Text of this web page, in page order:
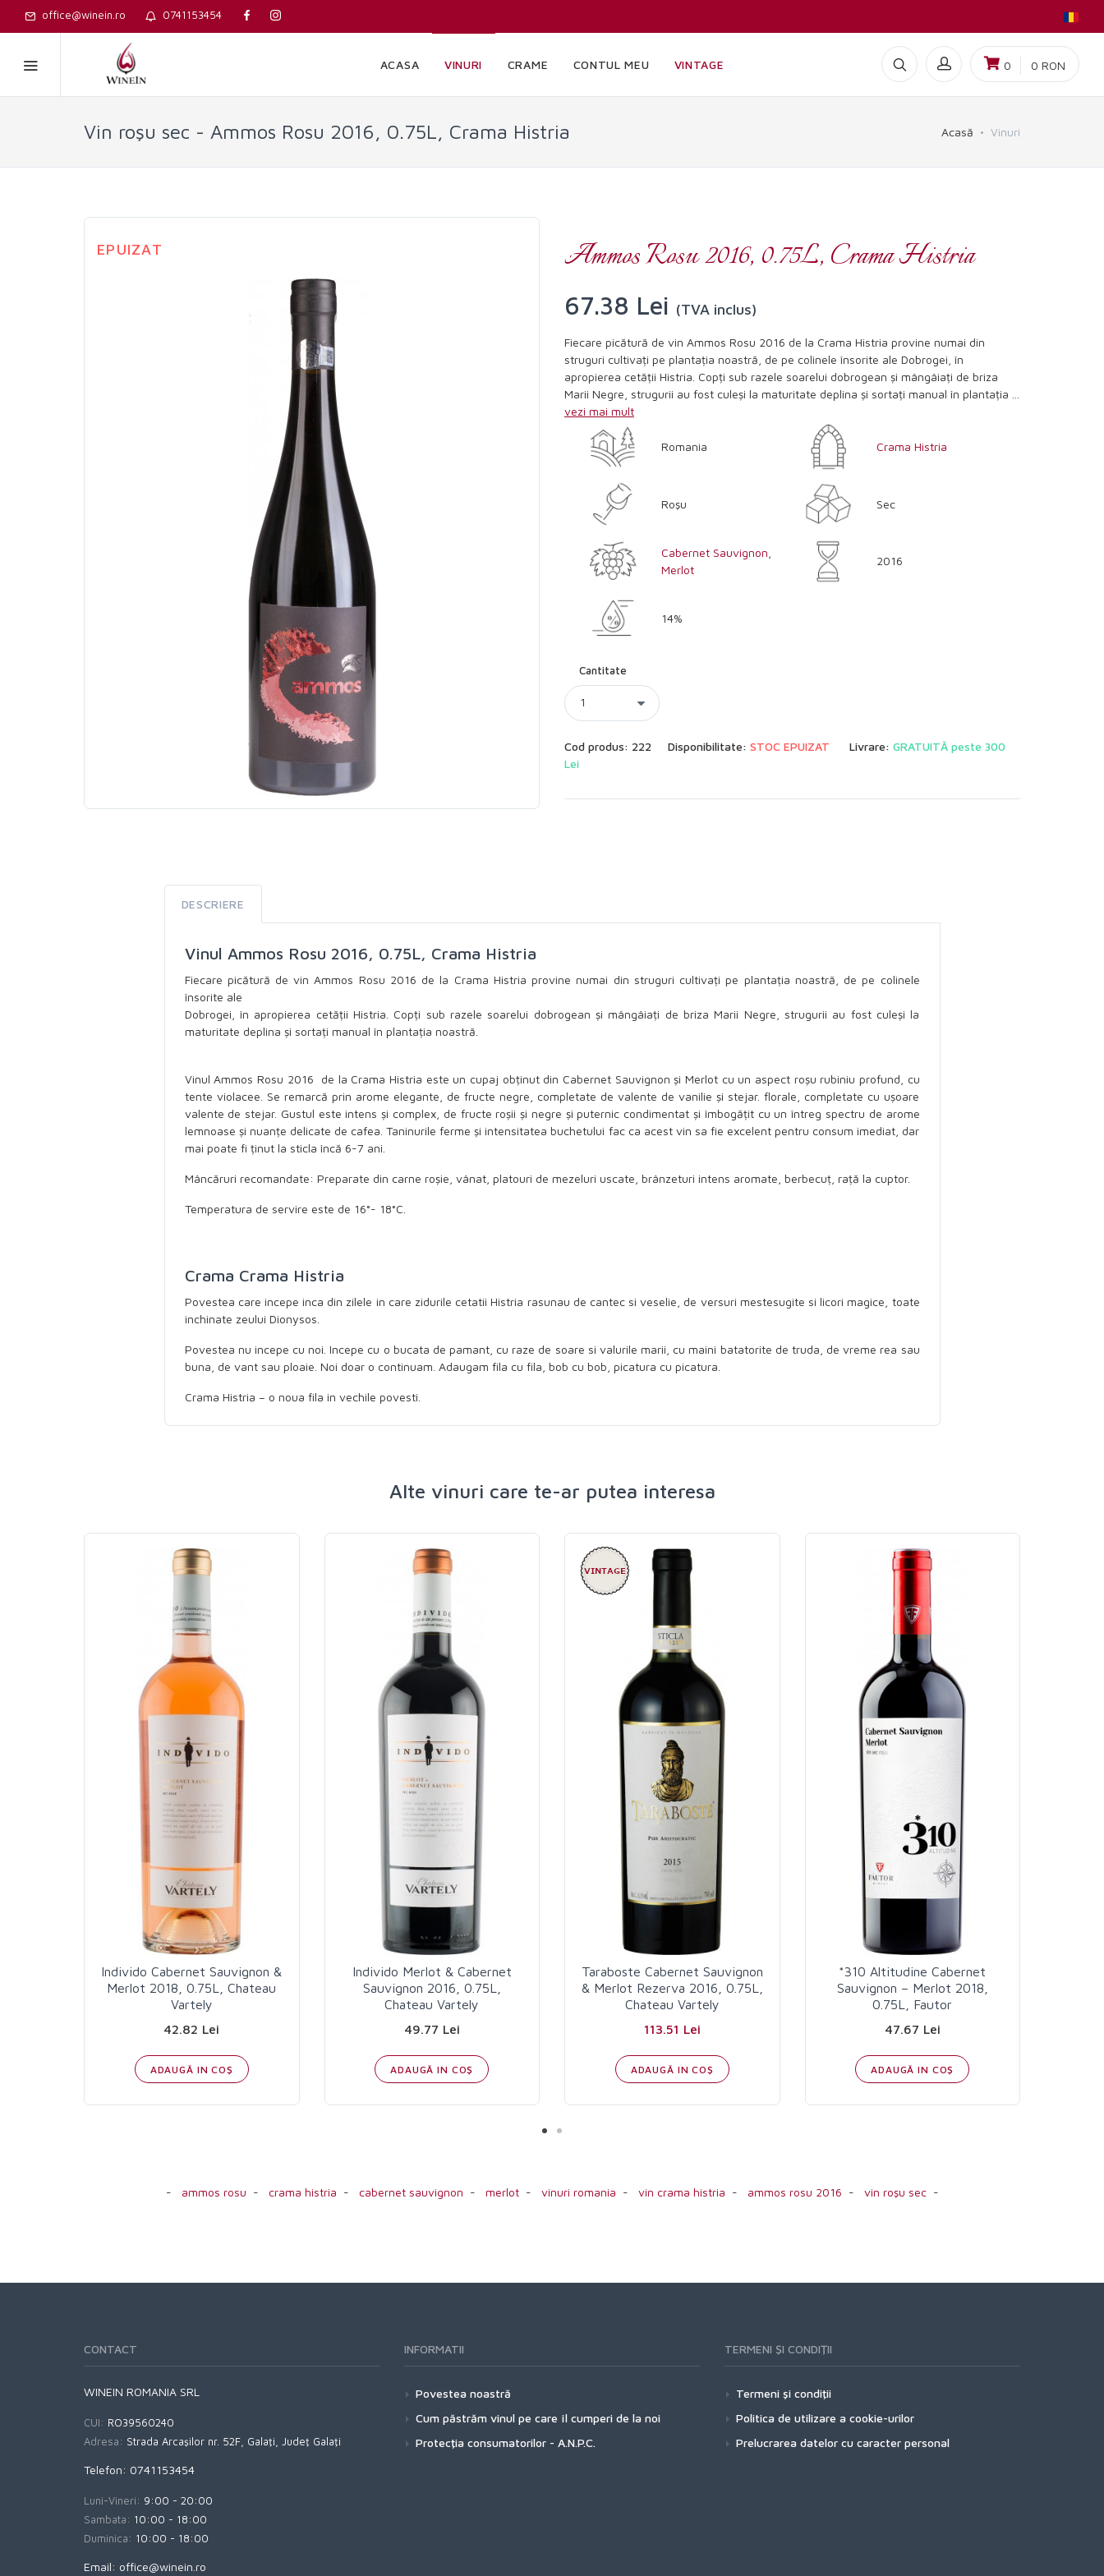
office@winein.ro 0741153454
ACASA VINURI CRAME CONTUL MEU VINTAGE 0 0 RON
Vin roşu sec - Ammos Rosu 2016, 0.75L, Crama Histria Acasă Vinuri
EPUIZAT Ammos Rosu 2016, 0.75L, Crama Histria
67.38 Lei (TVA inclus)
Fiecare picătură de vin Ammos Rosu 2016 de la Crama Histria provine numai din
struguri cultivați pe plantația noastră, de pe colinele însorite ale Dobrogei, în
apropierea cetății Histria. Copți sub razele soarelui dobrogean și mângâiați de briza
Marii Negre, strugurii au fost culeși la maturitate deplina și sortați manual în plantația ...
vezi mai mult
Romania Crama Histria
Roşu Sec
Cabernet Sauvignon
Merlot
2016
14%
Cantitate
Cod produs: 222 Disponibilitate: STOC EPUIZAT Livrare: GRATUITĂ peste 300
Lei
DESCRIERE
Vinul Ammos Rosu 2016, 0.75L, Crama Histria
Fiecare picătură de vin Ammos Rosu 2016 de la Crama Histria provine numai din struguri cultivați pe plantația noastră, de pe colinele
însorite ale
Dobrogei, în apropierea cetății Histria. Copți sub razele soarelui dobrogean și mângâiați de briza Marii Negre, strugurii au fost culeși la
maturitate deplina și sortați manual în plantația noastră.
Vinul Ammos Rosu 2016 de la Crama Histria este un cupaj obținut din Cabernet Sauvignon și Merlot cu un aspect roșu rubiniu profund, cu
tente violacee. Se remarcă prin arome elegante, de fructe negre, completate de valente de vanilie și stejar. florale, completate cu ușoare
valente de stejar. Gustul este intens și complex, de fructe roșii și negre și puternic condimentat și îmbogățit cu un întreg spectru de arome
lemnoase și nuanțe delicate de cafea. Taninurile ferme și intensitatea buchetului fac ca acest vin sa fie excelent pentru consum imediat, dar
mai poate fi ținut la sticla încă 6-7 ani.
Mâncăruri recomandate: Preparate din carne roșie, vânat, platouri de mezeluri uscate, brânzeturi intens aromate, berbecuț, rață la cuptor.
Temperatura de servire este de 16°- 18°C.
Crama Crama Histria
Povestea care incepe inca din zilele in care zidurile cetatii Histria rasunau de cantec si veselie, de versuri mestesugite si licori magice, toate
inchinate zeului Dionysos.
Povestea nu incepe cu noi. Incepe cu o bucata de pamant, cu raze de soare si valurile marii, cu maini batatorite de truda, de vreme rea sau
buna, de vant sau ploaie. Noi doar o continuam. Adaugam fila cu fila, bob cu bob, picatura cu picatura.
Crama Histria – o noua fila in vechile povesti.
Alte vinuri care te-ar putea interesa
Individo Cabernet Sauvignon &
Merlot 2018, 0.75L, Chateau
Vartely
42.82 Lei
ADAUGĂ IN COŞ
Individo Merlot & Cabernet
Sauvignon 2016, 0.75L,
Chateau Vartely
49.77 Lei
ADAUGĂ IN COŞ
Taraboste Cabernet Sauvignon
& Merlot Rezerva 2016, 0.75L,
Chateau Vartely
113.51 Lei
ADAUGĂ IN COŞ
*310 Altitudine Cabernet
Sauvignon – Merlot 2018,
0.75L, Fautor
47.67 Lei
ADAUGĂ IN COŞ
- ammos rosu - crama histria - cabernet sauvignon - merlot- vinuri romania - vin crama histria - ammos rosu 2016 - vin roşu sec-
CONTACT
WINEIN ROMANIA SRL
CUI: RO39560240
Adresa: Strada Arcaşilor nr. 52F, Galaţi, Judeţ Galaţi
Telefon: 0741153454
Luni-Vineri: 9:00 - 20:00
Sambata: 10:00 - 18:00
Duminica: 10:00 - 18:00
Email: office@winein.ro
INFORMATII
Povestea noastră
Cum păstrăm vinul pe care îl cumperi de la noi
Protecţia consumatorilor - A.N.P.C.
TERMENI ŞI CONDIŢII
Termeni şi condiţii
Politica de utilizare a cookie-urilor
Prelucrarea datelor cu caracter personal